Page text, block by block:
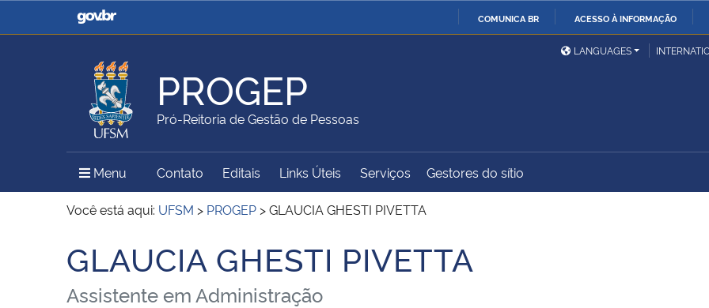
COMUNICA BR ACESSO À INFORMAÇÃO
Casa Civil
Ministério da Justiça e
Ministério da Defesa
Ministério das Relações
Exteriores
Ministério da Agricultura,
Pecuária e Abastecimento
Ministério da Educação
Ministério do Meio Ambiente Ministério do Turismo
Ministério do
Desenvolvimento Regional
Secretaria de Governo
Gabinete de Segurança
Institucional
Advocacia-Geral da União
LANGUAGES
PROGEP
Pró-Reitoria de Gestão de Pessoas
Menu Menu Principal do Sítio
Contato Editais Links Úteis Serviços Gestores do sítio
Você está aqui: UFSM > PROGEP >GLAUCIA GHESTI PIVETTA
Início do conteúdo
GLAUCIA GHESTI PIVETTA
Assistente em Administração